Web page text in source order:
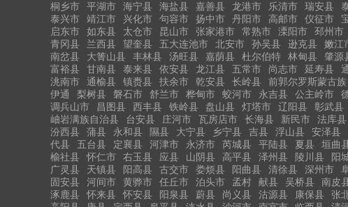
桐乡市
平湖市 海宁县 海盐县 嘉善县 龙港市 乐清市 瑞安县
泰兴市
靖江市 兴化市 句容市 扬中市 丹阳市 高邮市 仪征市
启东市
如东县 太仓市 昆山市 张家港市 常熟市 溧阳市 邳州市
青冈县
兰西县 望奎县 五大连池市 北安市 孙吴县 逊克县 嫩江
南岔县
大箐山县 丰林县 汤旺县 嘉荫县 杜尔伯特 林甸县 肇源
富裕县
甘南县 泰来县 依安县 龙江县 五常市 尚志市 延寿县
洮南市
通榆县 镇赉县 扶余市 乾安县 长岭县 前郭尔罗斯蒙古
伊通
梨树县 磐石市 舒兰市 桦甸市 蛟河市 永吉县 公主岭市
调兵山市
昌图县 西丰县 铁岭县 盘山县 灯塔市 辽阳县 彰武县
岫岩满族自治县
台安县 庄河市 瓦房店市 长海县 新民市 法库县
汾西县
蒲县 永和县 隰县 大宁县 乡宁县 吉县 浮山县 安泽县
代县
五台县 定襄县 河津市 永济市 芮城县 平陆县 夏县 垣曲
榆社县
怀仁市 右玉县 应县 山阴县 高平县 泽州县 陵川县 阳
广灵县
天镇县 阳高县 古交市 娄烦县 阳曲县 清徐县 深州市
固安县
河间市 黄骅市 任丘市 泊头市 孟村 献县 吴桥县 南皮
涿鹿县
怀来县 怀安县 阳泉县 蔚县 尚义县 沽源县 康保县 张